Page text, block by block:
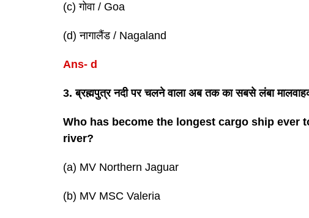
(c) गोवा / Goa
(d) नागालैंड / Nagaland
Ans- d
3. ब्रह्मपुत्र नदी पर चलने वाला अब तक का सबसे लंबा
Who has become the longest cargo ship ever
river?
(a) MV Northern Jaguar
(b) MV MSC Valeria